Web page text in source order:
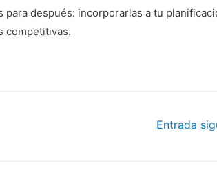
después: incorporarlas a tu
competitivas.
Entrada